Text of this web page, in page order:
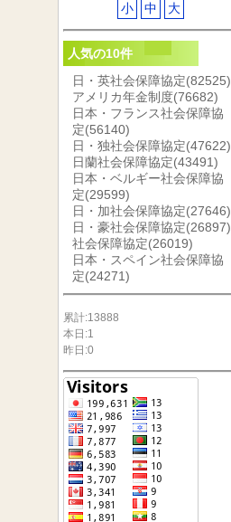
小 中 大
人気の10件
日・英社会保障協定(82525)
アメリカ年金制度(76682)
日本・フランス社会保障協
定(56140)
日・独社会保障協定(47622)
日蘭社会保障協定(43491)
日本・ベルギー社会保障協
定(29599)
日・加社会保障協定(27646)
日・豪社会保障協定(26897)
社会保障協定(26019)
日本・スペイン社会保障協
定(24271)
累計:13888
本日:1
昨日:0